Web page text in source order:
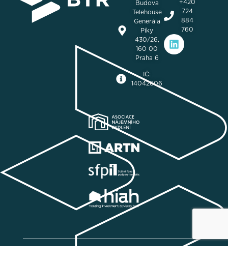
+420
724
884
760
Budova
Telehouse
Generála
Píky
430/26,
160 00
Praha 6
IČ:
14042606